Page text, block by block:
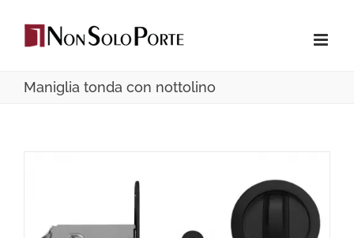
contenuto
Maniglia tonda con nottolino